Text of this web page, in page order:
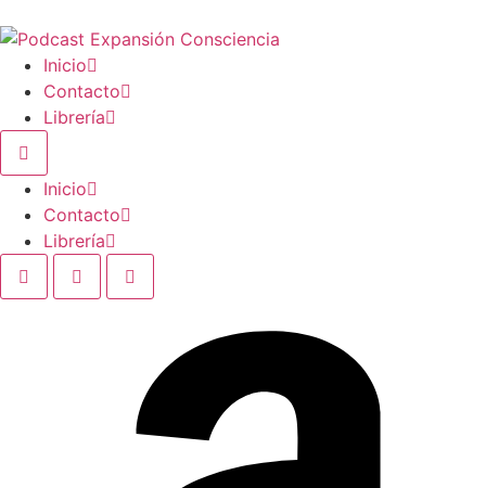
Inicio
Contacto
Librería
Inicio
Contacto
Librería